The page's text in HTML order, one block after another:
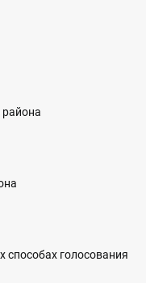
района
голосования